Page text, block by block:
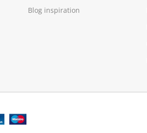
Blog inspiration